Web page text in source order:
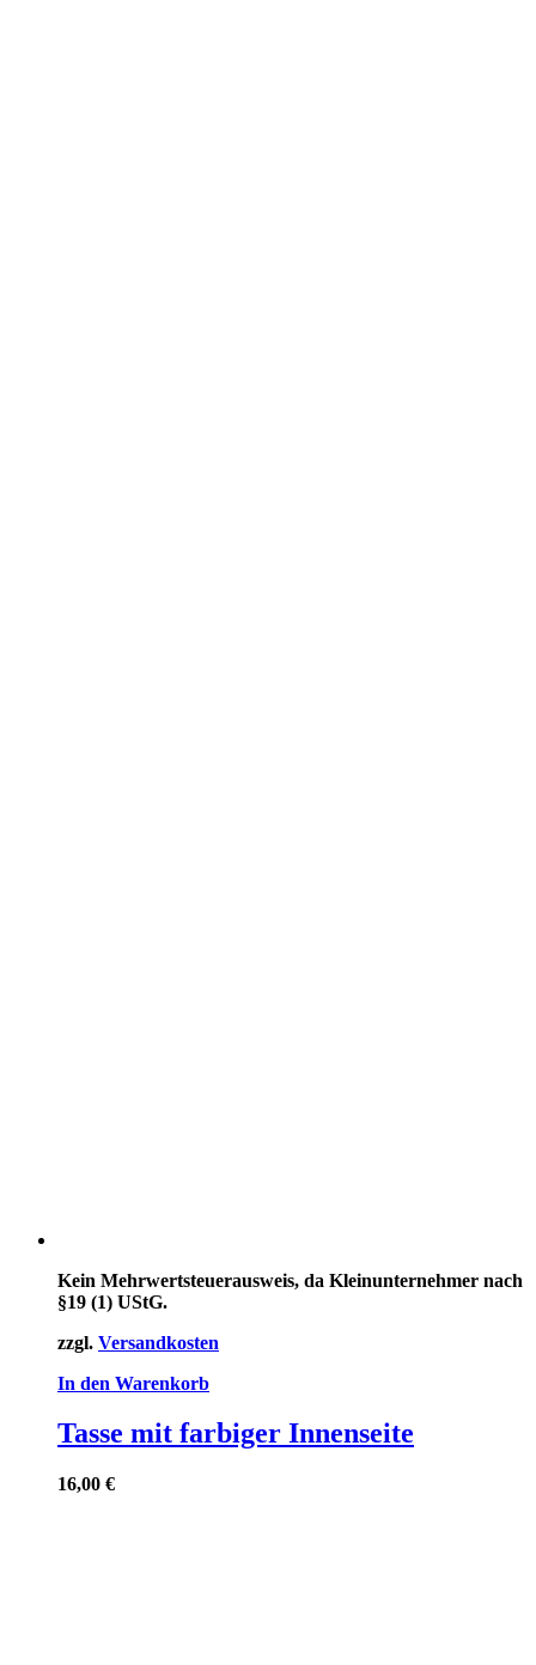
Kein Mehrwertsteuerausweis, da Kleinunternehmer nach
§19 (1) UStG.
zzgl. Versandkosten
In den Warenkorb
Tasse mit farbiger Innenseite
16,00 €